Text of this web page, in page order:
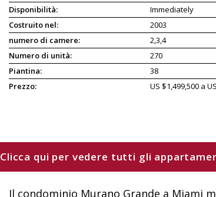
Disponibilità:
Immediately
Costruito nel:
2003
numero di camere:
2,3,4
Numero di unità:
270
Piantina:
38
Prezzo:
US $1,499,500 a
Clicca qui per vedere tutti gli
Il condominio Murano Grande a Miami